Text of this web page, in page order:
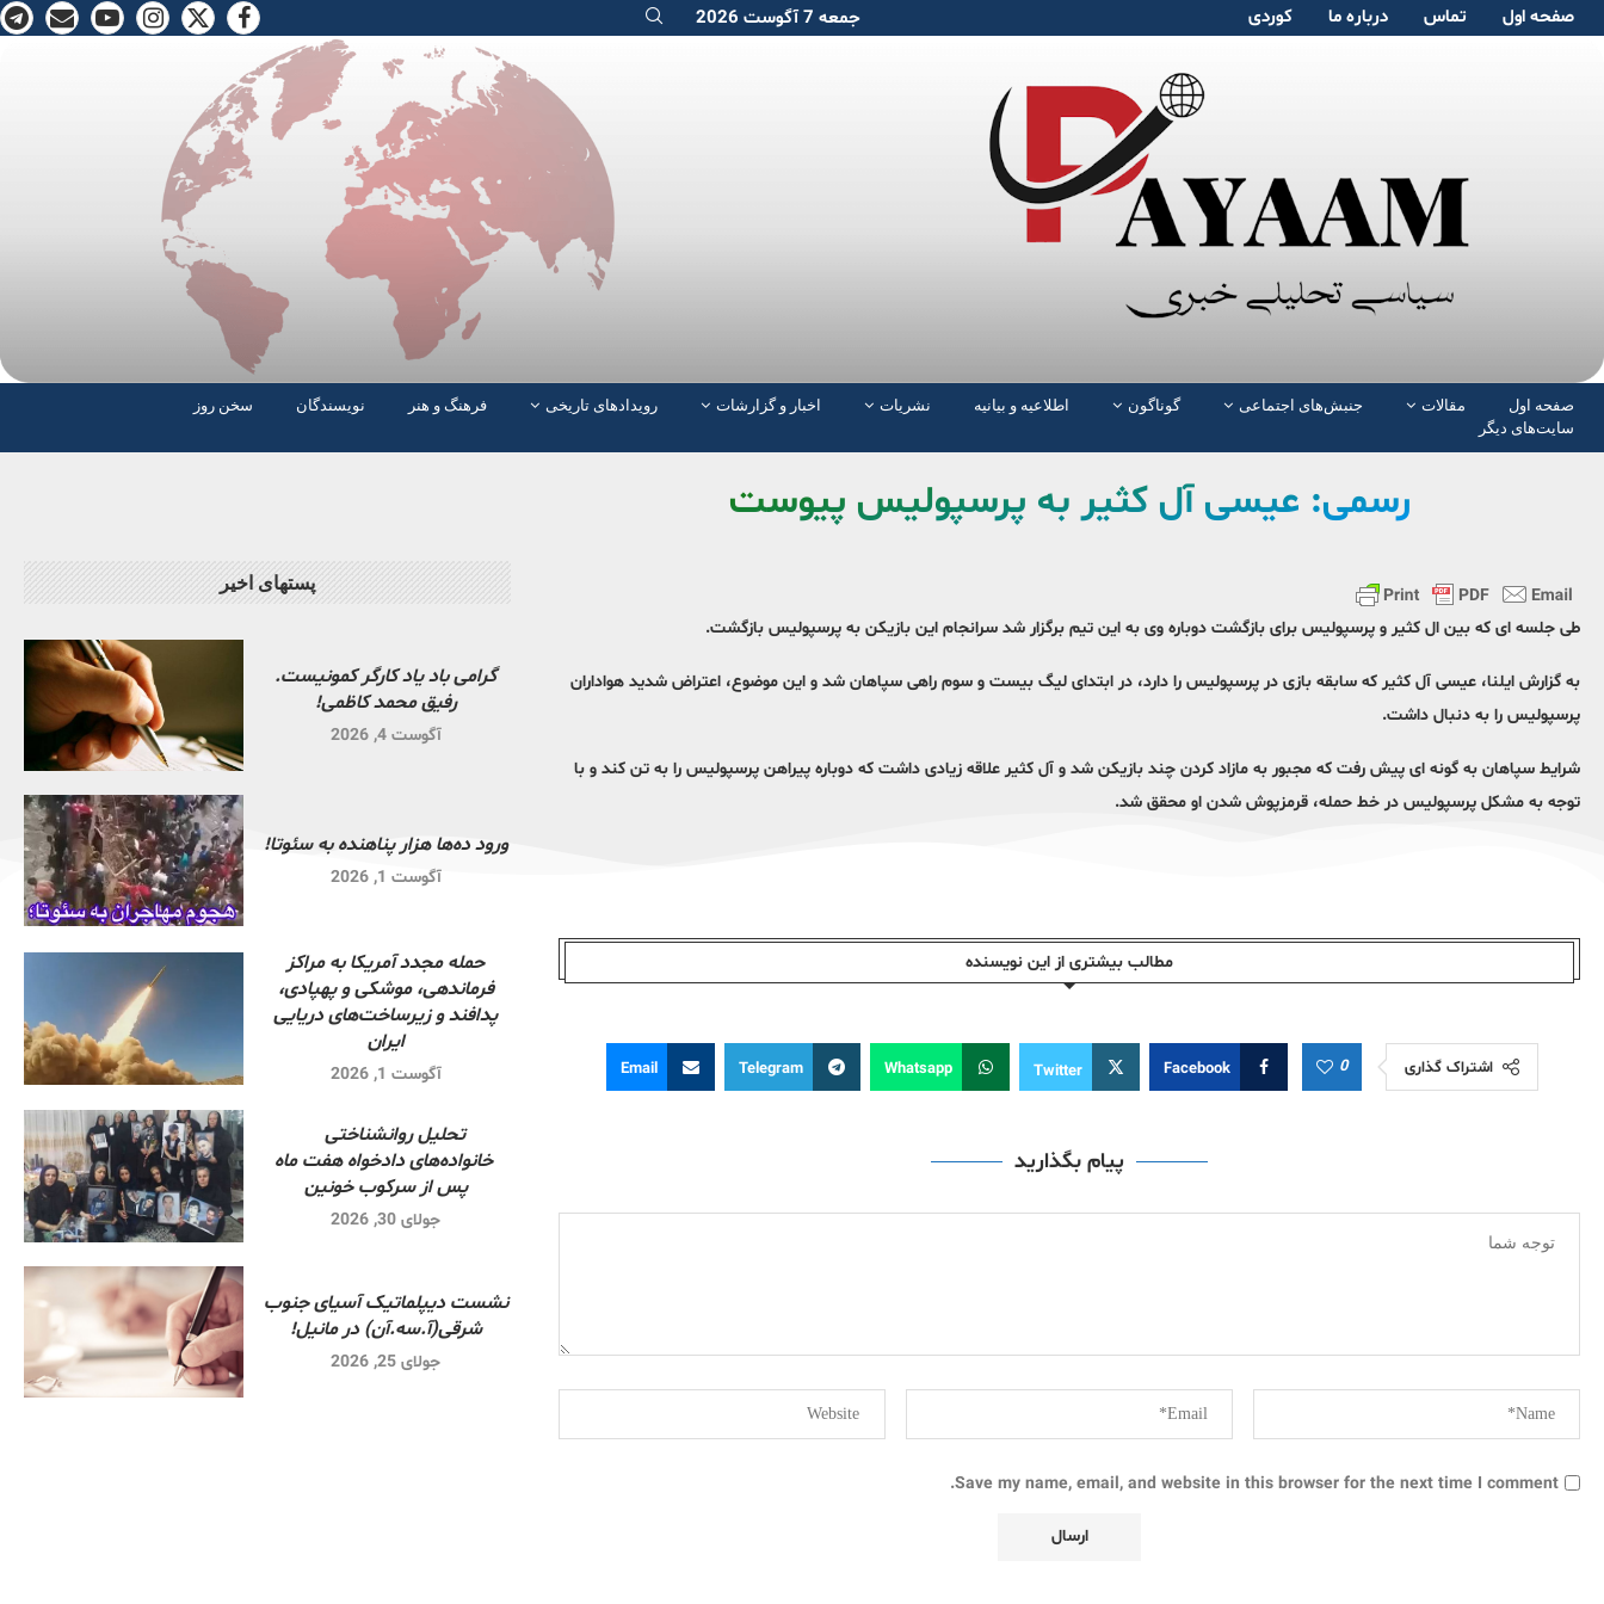
صفحە اول تماس دربارە ما کوردی جمعه 7 آگوست 2026
صفحە اول مقالات جنبش‌های اجتماعی گوناگون اطلاعیه و بیانیه نشریات اخبار و گزارشات رویدادهای تاریخی فرهنگ و هنر نویسندگان
سخن روز
سایت‌های دیگر
رسمی: عیسی آل کثیر به پرسپولیس پیوست
طی جلسه ای که بین ال کثیر و پرسپولیس برای بازگشت دوباره وی به این تیم برگزار شد سرانجام این بازیکن به پرسپولیس بازگشت.
به گزارش ایلنا، عیسی آل کثیر که سابقه بازی در پرسپولیس را دارد، در ابتدای لیگ بیست و سوم راهی سپاهان شد و این موضوع، اعتراض شدید هواداران
پرسپولیس را به دنبال داشت.
شرایط سپاهان به گونه ای پیش رفت که مجبور به مازاد کردن چند بازیکن شد و آل کثیر علاقه زیادی داشت که دوباره پیراهن پرسپولیس را به تن کند و با
توجه به مشکل پرسپولیس در خط حمله، قرمزپوش شدن او محقق شد.
مطالب بیشتری از این نویسندە
اشتراک گذاری 0
Facebook
Twitter
Whatsapp
Telegram
Email
پیام بگذارید
Save my name, email, and website in this browser for the next time I comment.
پستهای اخیر
گرامی باد یاد کارگر کمونیست.
رفیق محمد کاظمی!
آگوست 4, 2026
ورود ده‌ها هزار پناهنده به سئوتا!
آگوست 1, 2026
حمله مجدد آمریکا به مراکز
فرماندهی، موشکی و پهپادی،
پدافند و زیرساخت‌های دریایی
ایران
آگوست 1, 2026
تحلیل روانشناختی
خانواده‌های دادخواه هفت ماه
پس از سرکوب خونین
جولای 30, 2026
نشست دیپلماتیک آسیای جنوب
شرقی‌(آ.سه.آن) در مانیل!
جولای 25, 2026